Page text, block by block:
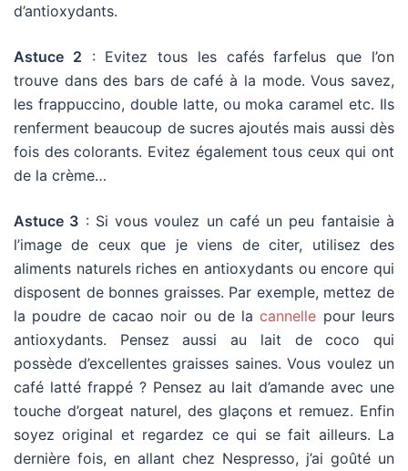
d’antioxydants.
Astuce 2 : Evitez tous les cafés farfelus que l’on
trouve dans des bars de café à la mode. Vous savez,
les frappuccino, double latte, ou moka caramel etc. Ils
renferment beaucoup de sucres ajoutés mais aussi dès
fois des colorants. Evitez également tous ceux qui ont
de la crème…
Astuce 3 : Si vous voulez un café un peu fantaisie à
l’image de ceux que je viens de citer, utilisez des
aliments naturels riches en antioxydants ou encore qui
disposent de bonnes graisses. Par exemple, mettez de
la poudre de cacao noir ou de lacannelle pour leurs
antioxydants. Pensez aussi au lait de coco qui
possède d’excellentes graisses saines. Vous voulez un
café latté frappé ? Pensez au lait d’amande avec une
touche d’orgeat naturel, des glaçons et remuez. Enfin
soyez original et regardez ce qui se fait ailleurs. La
dernière fois, en allant chez Nespresso, j’ai goûté un